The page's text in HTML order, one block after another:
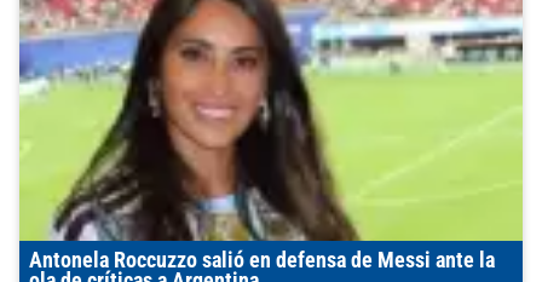
Antonela Roccuzzo salió en defensa de Messi ante la